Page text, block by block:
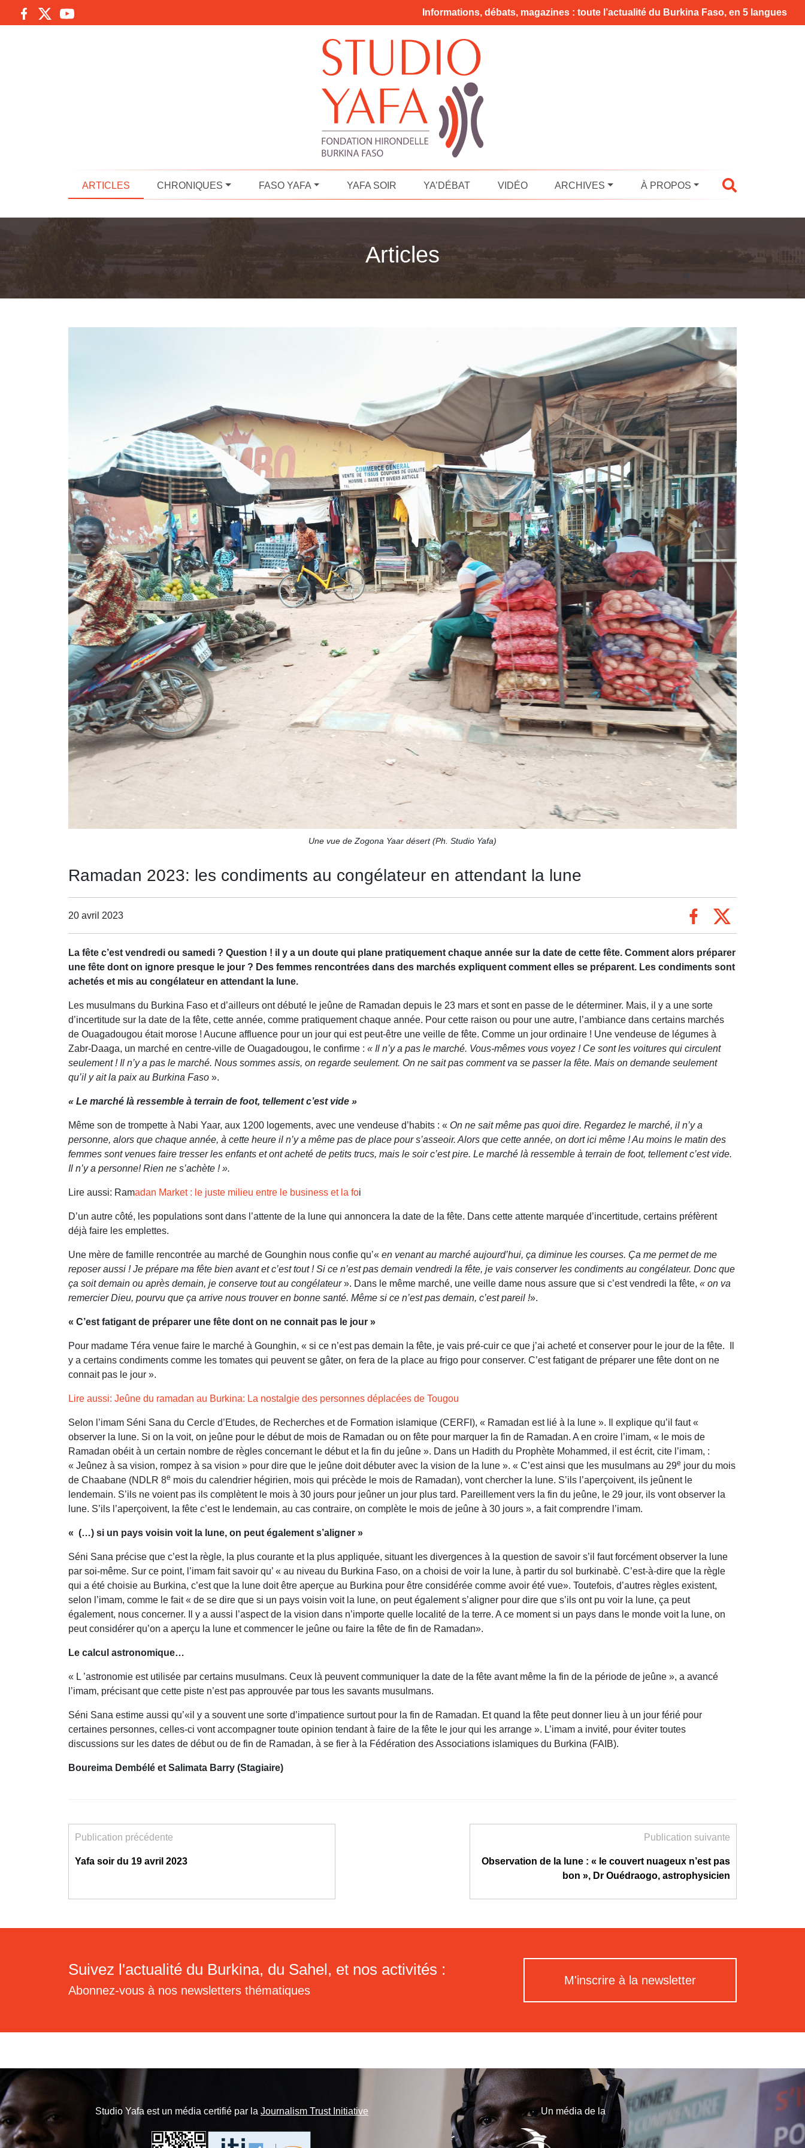
Informations, débats, magazines : toute l’actualité du Burkina Faso, en 5 langues
ARTICLES CHRONIQUES FASO YAFA YAFA SOIR YA’DÉBAT VIDÉO ARCHIVES À PROPOS
Articles
Une vue de Zogona Yaar désert (Ph. Studio Yafa)
Ramadan 2023: les condiments au congélateur en attendant la lune
20 avril 2023
La fête c’est vendredi ou samedi ? Question ! il y a un doute qui plane pratiquement chaque année sur la date de cette fête. Comment alors préparer
une fête dont on ignore presque le jour ? Des femmes rencontrées dans des marchés expliquent comment elles se préparent. Les condiments sont
achetés et mis au congélateur en attendant la lune.
Les musulmans du Burkina Faso et d’ailleurs ont débuté le jeûne de Ramadan depuis le 23 mars et sont en passe de le déterminer. Mais, il y a une sorte
d’incertitude sur la date de la fête, cette année, comme pratiquement chaque année. Pour cette raison ou pour une autre, l’ambiance dans certains marchés
de Ouagadougou était morose ! Aucune affluence pour un jour qui est peut-être une veille de fête. Comme un jour ordinaire ! Une vendeuse de légumes à
Zabr-Daaga, un marché en centre-ville de Ouagadougou, le confirme : « Il n’y a pas le marché. Vous-mêmes vous voyez ! Ce sont les voitures qui circulent
seulement ! Il n’y a pas le marché. Nous sommes assis, on regarde seulement. On ne sait pas comment va se passer la fête. Mais on demande seulement
qu’il y ait la paix au Burkina Faso ».
« Le marché là ressemble à terrain de foot, tellement c’est vide »
Même son de trompette à Nabi Yaar, aux 1200 logements, avec une vendeuse d’habits : « On ne sait même pas quoi dire. Regardez le marché, il n’y a
personne, alors que chaque année, à cette heure il n’y a même pas de place pour s’asseoir. Alors que cette année, on dort ici même ! Au moins le matin des
femmes sont venues faire tresser les enfants et ont acheté de petits trucs, mais le soir c’est pire. Le marché là ressemble à terrain de foot, tellement c’est vide.
Il n’y a personne! Rien ne s’achète ! ».
Lire aussi: Ramadan Market : le juste milieu entre le business et la foi
D’un autre côté, les populations sont dans l’attente de la lune qui annoncera la date de la fête. Dans cette attente marquée d’incertitude, certains préfèrent
déjà faire les emplettes.
Une mère de famille rencontrée au marché de Gounghin nous confie qu’« en venant au marché aujourd’hui, ça diminue les courses. Ça me permet de me
reposer aussi ! Je prépare ma fête bien avant et c’est tout ! Si ce n’est pas demain vendredi la fête, je vais conserver les condiments au congélateur. Donc que
ça soit demain ou après demain, je conserve tout au congélateur». Dans le même marché, une veille dame nous assure que si c’est vendredi la fête, « on va
remercier Dieu, pourvu que ça arrive nous trouver en bonne santé. Même si ce n’est pas demain, c’est pareil !».
« C’est fatigant de préparer une fête dont on ne connait pas le jour »
Pour madame Téra venue faire le marché à Gounghin, « si ce n’est pas demain la fête, je vais pré-cuir ce que j’ai acheté et conserver pour le jour de la fête. Il
y a certains condiments comme les tomates qui peuvent se gâter, on fera de la place au frigo pour conserver. C’est fatigant de préparer une fête dont on ne
connait pas le jour ».
Lire aussi: Jeûne du ramadan au Burkina: La nostalgie des personnes déplacées de Tougou
Selon l’imam Séni Sana du Cercle d’Etudes, de Recherches et de Formation islamique (CERFI), « Ramadan est lié à la lune ». Il explique qu’il faut «
observer la lune. Si on la voit, on jeûne pour le début de mois de Ramadan ou on fête pour marquer la fin de Ramadan. A en croire l’imam, « le mois de
Ramadan obéit à un certain nombre de règles concernant le début et la fin du jeûne ». Dans un Hadith du Prophète Mohammed, il est écrit, cite l’imam, :
« Jeûnez à sa vision, rompez à sa vision » pour dire que le jeûne doit débuter avec la vision de la lune ». « C’est ainsi que les musulmans au 29e jour du mois
de Chaabane (NDLR 8e mois du calendrier hégirien, mois qui précède le mois de Ramadan), vont chercher la lune. S’ils l’aperçoivent, ils jeûnent le
lendemain. S’ils ne voient pas ils complètent le mois à 30 jours pour jeûner un jour plus tard. Pareillement vers la fin du jeûne, le 29 jour, ils vont observer la
lune. S’ils l’aperçoivent, la fête c’est le lendemain, au cas contraire, on complète le mois de jeûne à 30 jours », a fait comprendre l’imam.
« (…) si un pays voisin voit la lune, on peut également s’aligner »
Séni Sana précise que c’est la règle, la plus courante et la plus appliquée, situant les divergences à la question de savoir s’il faut forcément observer la lune
par soi-même. Sur ce point, l’imam fait savoir qu’ « au niveau du Burkina Faso, on a choisi de voir la lune, à partir du sol burkinabè. C’est-à-dire que la règle
qui a été choisie au Burkina, c’est que la lune doit être aperçue au Burkina pour être considérée comme avoir été vue». Toutefois, d’autres règles existent,
selon l’imam, comme le fait « de se dire que si un pays voisin voit la lune, on peut également s’aligner pour dire que s’ils ont pu voir la lune, ça peut
également, nous concerner. Il y a aussi l’aspect de la vision dans n’importe quelle localité de la terre. A ce moment si un pays dans le monde voit la lune, on
peut considérer qu’on a aperçu la lune et commencer le jeûne ou faire la fête de fin de Ramadan».
Le calcul astronomique…
« L ’astronomie est utilisée par certains musulmans. Ceux là peuvent communiquer la date de la fête avant même la fin de la période de jeûne », a avancé
l’imam, précisant que cette piste n’est pas approuvée par tous les savants musulmans.
Séni Sana estime aussi qu’«il y a souvent une sorte d’impatience surtout pour la fin de Ramadan. Et quand la fête peut donner lieu à un jour férié pour
certaines personnes, celles-ci vont accompagner toute opinion tendant à faire de la fête le jour qui les arrange ». L’imam a invité, pour éviter toutes
discussions sur les dates de début ou de fin de Ramadan, à se fier à la Fédération des Associations islamiques du Burkina (FAIB).
Boureima Dembélé et Salimata Barry (Stagiaire)
Publication précédente
Yafa soir du 19 avril 2023
Publication suivante
Observation de la lune : « le couvert nuageux n’est pas
bon », Dr Ouédraogo, astrophysicien
Suivez l'actualité du Burkina, du Sahel, et nos activités :
Abonnez-vous à nos newsletters thématiques
M'inscrire à la newsletter
Studio Yafa est un média certifié par la Journalism Trust Initiative Un média de la